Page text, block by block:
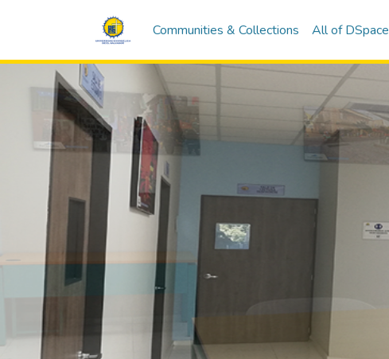
Communities & Collections All of DSpace